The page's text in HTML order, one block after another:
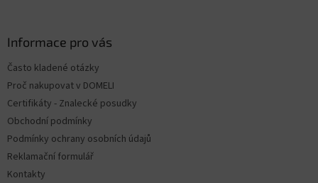
Informace pro vás
Často kladené otázky
Proč nakupovat v DOMELI
Certifikáty - Znalecké posudky
Obchodní podmínky
Podmínky ochrany osobních údajů
Reklamační formulář
Kontakty